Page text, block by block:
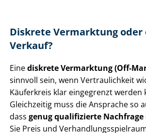
Diskrete Vermarktung
Verkauf?
Einediskrete Vermarktung (Off-
sinnvoll sein, wenn Vertraulichkeit
Käuferkreis klar eingegrenzt werden
Gleichzeitig muss die Ansprache so
dass genug qualifizierte Nachfrage
Sie Preis und